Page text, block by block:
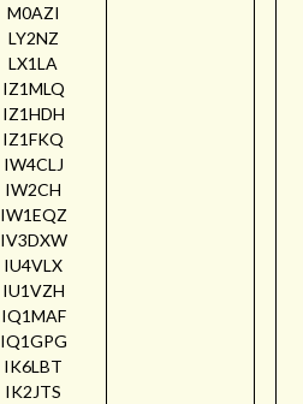
M0AZI
LY2NZ
LX1LA
IZ1MLQ
IZ1HDH
IZ1FKQ
IW4CLJ
IW2CH
IW1EQZ
IV3DXW
IU4VLX
IU1VZH
IQ1MAF
IQ1GPG
IK6LBT
IK2JTS